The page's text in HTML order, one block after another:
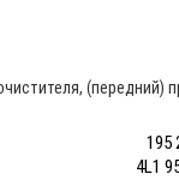
(передний)
195
4L1